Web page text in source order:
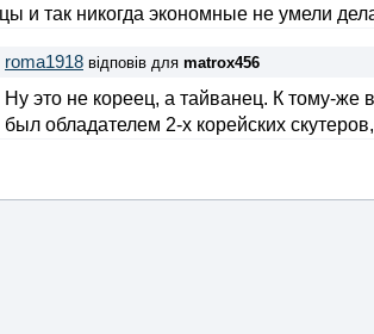
и так никогда экономные не умели
roma1918 відповів для matrox456
Ну это не кореец, а тайванец. К тому-
был обладателем 2-х корейских